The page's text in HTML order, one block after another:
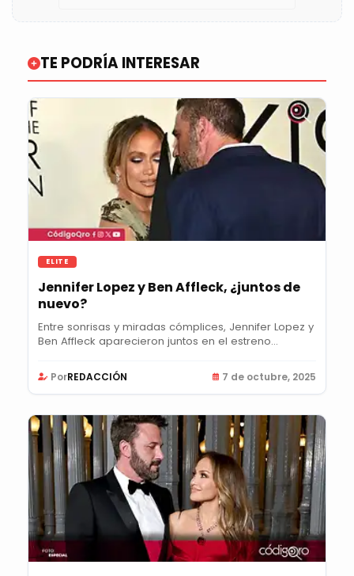
TE PODRÍA INTERESAR
ELITE
Jennifer Lopez y Ben Affleck, ¿juntos de
nuevo?
Entre sonrisas y miradas cómplices, Jennifer Lopez y
Ben Affleck aparecieron juntos en el estreno...
PorREDACCIÓN 7 de octubre, 2025